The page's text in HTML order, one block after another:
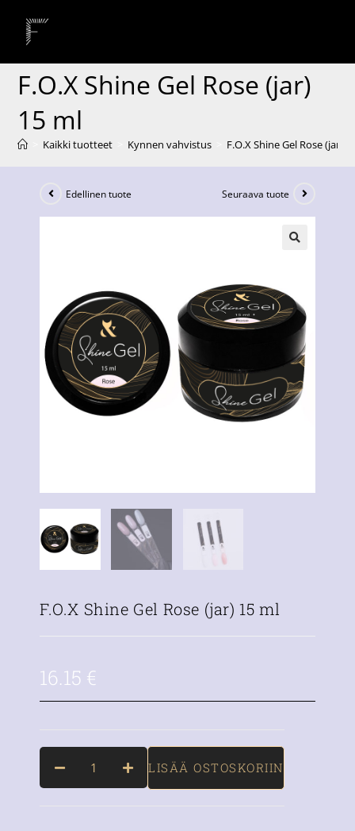
F.O.X Shine Gel Rose (jar)
15 ml
Kaikki tuotteet Kynnen vahvistus F.O.X Shine Gel Rose (jar)
Edellinen tuote Seuraava tuote
F.O.X Shine Gel Rose (jar) 15 ml
16.15 €
LISÄÄ OSTOSKORIIN